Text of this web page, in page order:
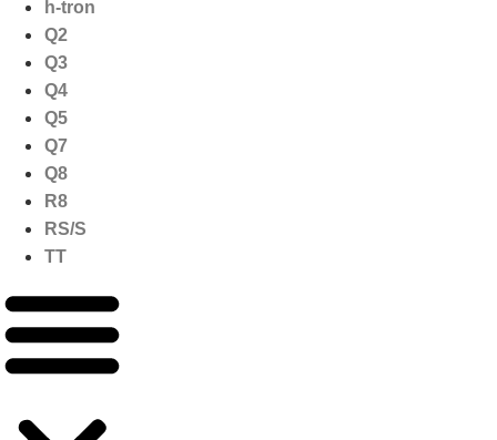
h-tron
Q2
Q3
Q4
Q5
Q7
Q8
R8
RS/S
TT